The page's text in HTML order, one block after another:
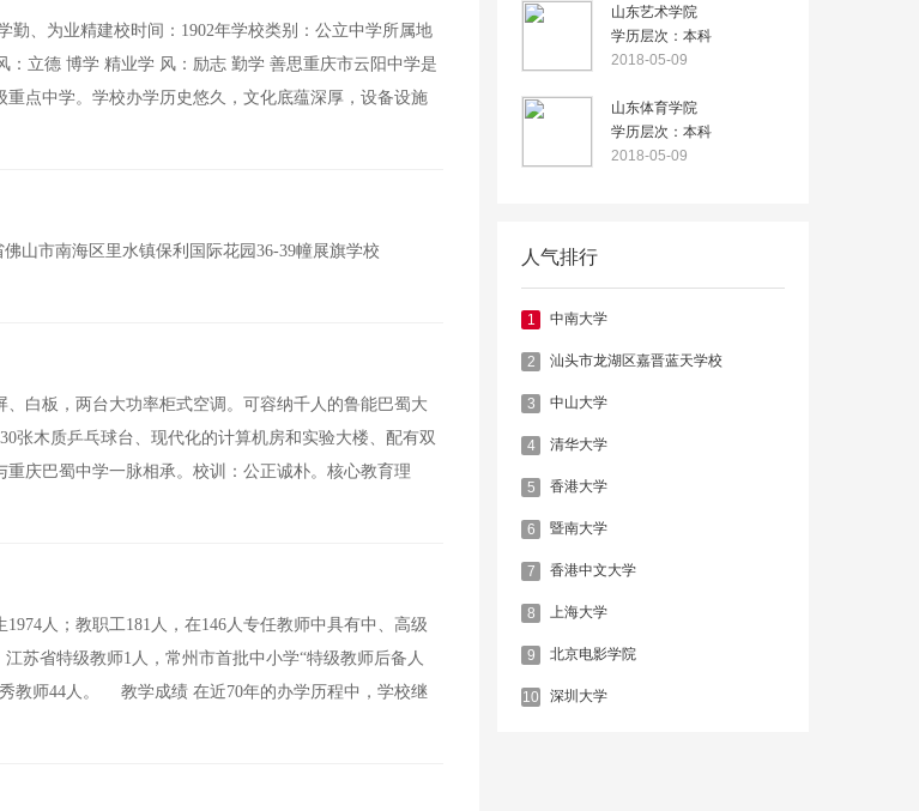
山东艺术学院
学历层次：本科
2018-05-09
山东体育学院
学历层次：本科
2018-05-09
人气排行
1 中南大学
2 汕头市龙湖区嘉晋蓝天学校
3 中山大学
4 清华大学
5 香港大学
6 暨南大学
7 香港中文大学
8 上海大学
9 北京电影学院
10 深圳大学
、为业精建校时间：1902年学校类别：公立中学所属地
立德 博学 精业学 风：励志 勤学 善思重庆市云阳中学是
点中学。学校办学历史悠久，文化底蕴深厚，设备设施
山市南海区里水镇保利国际花园36-39幢展旗学校
白板，两台大功率柜式空调。可容纳千人的鲁能巴蜀大
张木质乒乓球台、现代化的计算机房和实验大楼、配有双
庆巴蜀中学一脉相承。校训：公正诚朴。核心教育理
人；教职工181人，在146人专任教师中具有中、高级
苏省特级教师1人，常州市首批中小学“特级教师后备人
教师44人。 教学成绩 在近70年的办学历程中，学校继